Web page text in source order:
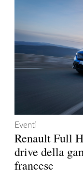
Eventi
Renault Full
drive della
francese